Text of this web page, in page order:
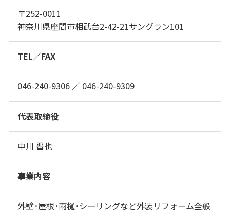
〒252-0011
神奈川県座間市相武台2-42-21サングラン101
TEL／FAX
046-240-9306 ／ 046-240-9309
代表取締役
中川 晋也
事業内容
外壁･屋根･雨樋･シーリングなど外装リフォーム全般